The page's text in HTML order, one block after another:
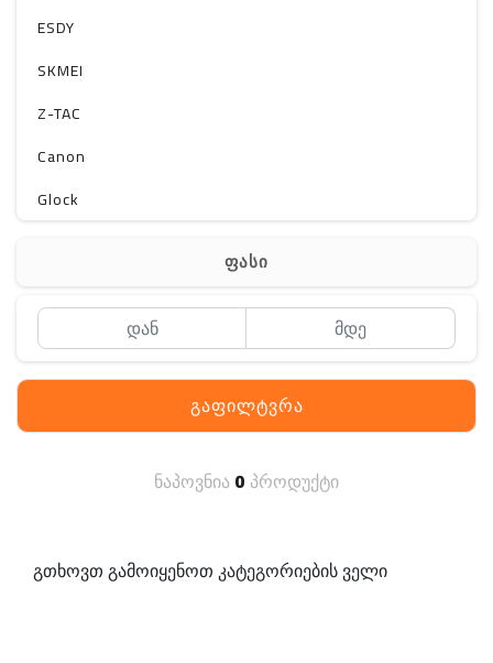
ESDY
SKMEI
Z-TAC
Canon
Glock
Lancer Tactical
SIG SAUER
PENTAGON
ფასი
გაფილტვრა
ნაპოვნია0 პროდუქტი
გთხოვთ გამოიყენოთ კატეგორიების ველი